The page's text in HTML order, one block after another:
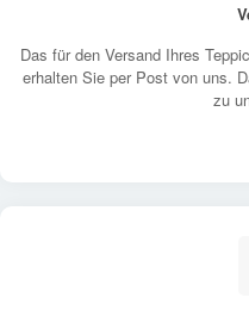
Das für den Versand Ihres
erhalten Sie per Post von uns.
zu